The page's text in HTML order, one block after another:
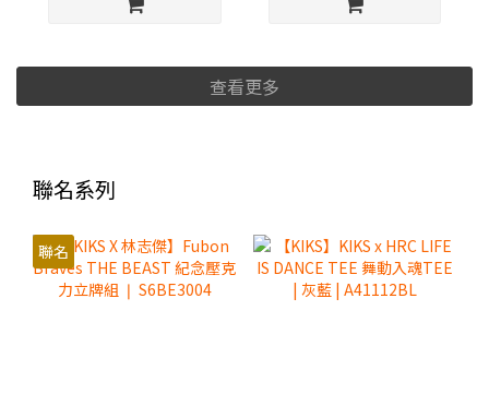
查看更多
聯名系列
聯名